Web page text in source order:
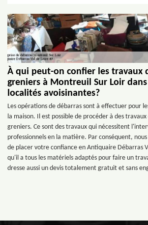
À qui peut-on confier les travaux
greniers à Montreuil Sur Loir
localités avoisinantes?
Les opérations de débarras sont à effectuer pour
la maison. Il est possible de procéder à des
greniers. Ce sont des travaux qui nécessitent
professionnels en la matière. Par conséquent,
de placer votre confiance en Antiquaire Débarras
qu'il a tous les matériels adaptés pour faire un
dresse aussi un devis totalement gratuit et sans